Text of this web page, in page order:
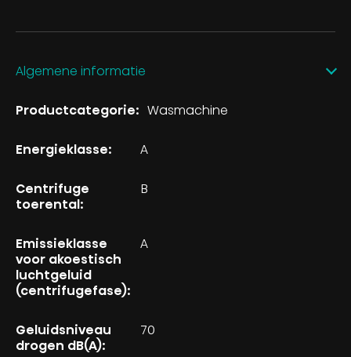
Algemene informatie
Productcategorie: Wasmachine
Energieklasse: A
Centrifuge
toerental:
B
Emissieklasse
voor akoestisch
luchtgeluid
(centrifugefase):
A
Geluidsniveau
drogen dB(A):
70